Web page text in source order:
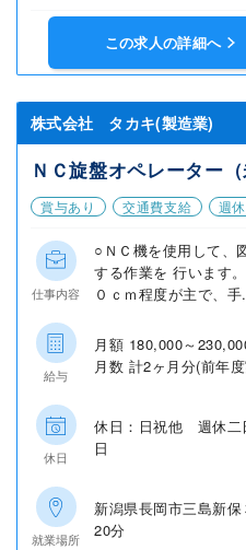
この求人の詳細へ
株式会社 タカキ(製造業)
ＮＣ旋盤オペレーター（
賞与あり
交通費支給 週
仕事内容
○ＮＣ機を使用して、
する作業を 行います
０ｃｍ程度が主で、手
給与
月額 180,000～
月数 計2ヶ月分(前年
休日
休日：日祝他 週休
日
就業場所
新潟県長岡市三島新
20分